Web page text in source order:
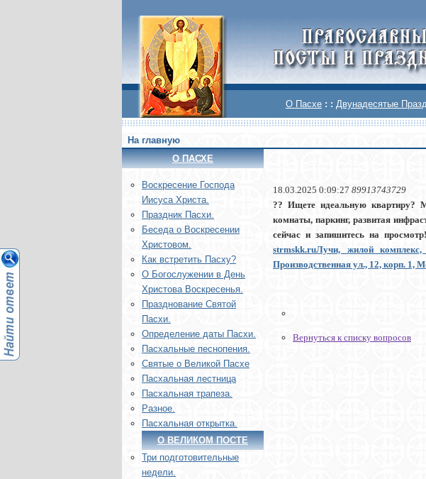
О Пасхе : : Двунадесятые
На главную
О ПАСХЕ
Воскреcение Господа
Иисуса Христа.
Праздник Пасхи.
Беседа о Воскресении
Христовом.
Как встретить Пасху?
О Богослужении в День
Христова Воскресенья.
Празднование Святой
Пасхи.
Определение даты Пасхи.
Пасхальные песнопения.
Святые о Великой Пасхе
Пасхальная лестница
Пасхальная трапеза.
Разное.
Пасхальная открытка.
О ВЕЛИКОМ ПОСТЕ
Три подготовительные
недели.
18.03.2025 0:09:27 89913743729
?? Ищете идеальную квартиру?
комнаты, паркинг, развитая
сейчас и запишитесь на
strmskk.ruЛучи, жилой
Производственная ул., 12, корп. 1,
Вернуться к списку вопросов